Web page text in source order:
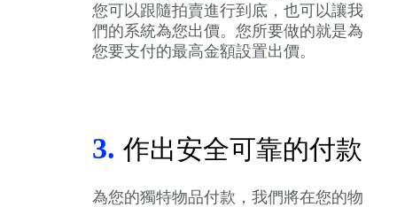
您可以跟隨拍賣進行到底，也可以讓我
們的系統為您出價。您所要做的就是為
您要支付的最高金額設置出價。
3. 作出安全可靠的付款
為您的獨特物品付款，我們將在您的物